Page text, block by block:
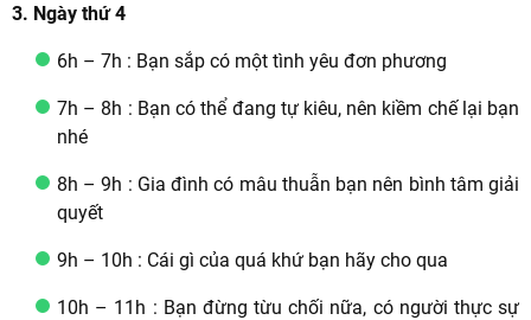
3. Ngày thứ 4
6h – 7h : Bạn sắp có một tình yêu đơn phương
7h – 8h : Bạn có thể đang tự kiêu, nên kiềm chế lại bạn
nhé
8h – 9h : Gia đình có mâu thuẫn bạn nên bình tâm giải
quyết
9h – 10h : Cái gì của quá khứ bạn hãy cho qua
10h – 11h : Bạn đừng từu chối nữa, có người thực sự